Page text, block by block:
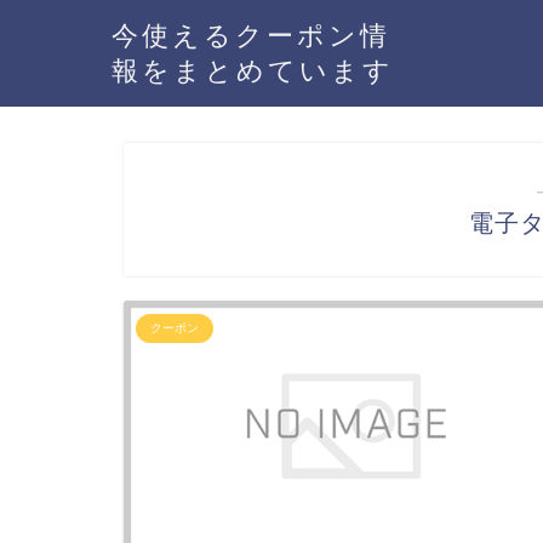
今使えるクーポン情
報をまとめています
電子
クーポン